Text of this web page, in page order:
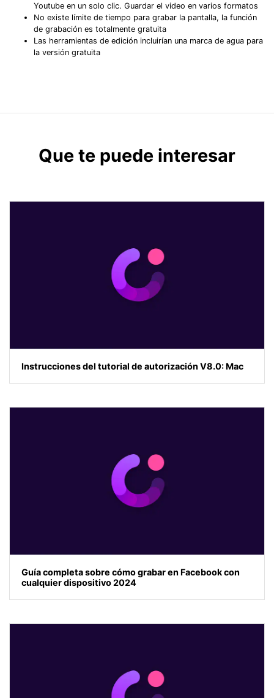
Youtube en un solo clic. Guardar el video en varios formatos
No existe límite de tiempo para grabar la pantalla, la función
de grabación es totalmente gratuita
Las herramientas de edición incluirían una marca de agua para
la versión gratuita
Que te puede interesar
Instrucciones del tutorial de autorización V8.0: Mac
Guía completa sobre cómo grabar en Facebook con
cualquier dispositivo 2024